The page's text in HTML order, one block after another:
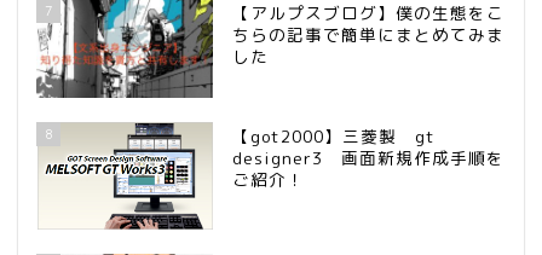
7
【アルプスブログ】僕の生態をこ
ちらの記事で簡単にまとめてみま
した
8
【got2000】三菱製 gt
designer3 画面新規作成手順を
ご紹介！